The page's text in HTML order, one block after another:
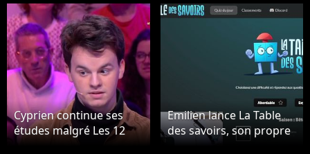
Cyprien continue ses
études malgré Les 12
Coups de Midi
Emilien lance La Table
des savoirs, son propre
site de quiz